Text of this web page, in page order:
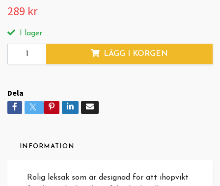
289 kr
I lager
LÄGG I KORGEN
Dela
INFORMATION
Rolig leksak som är designad för att ihopvikt